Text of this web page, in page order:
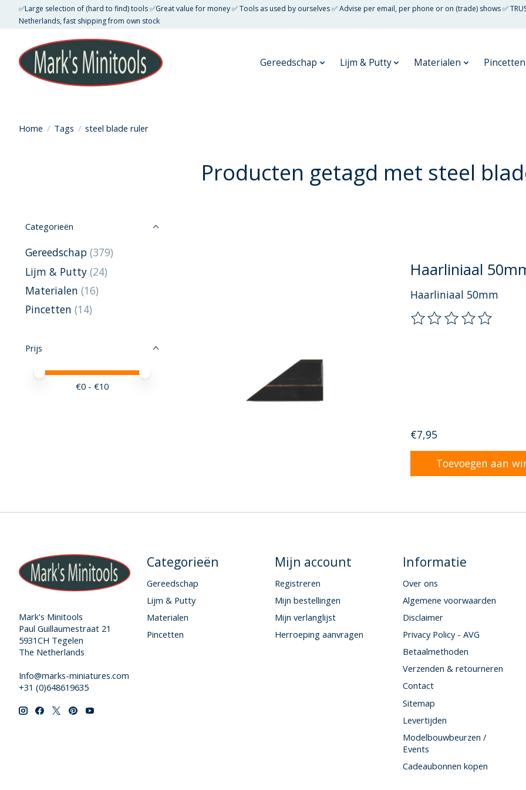
✅Large selection of (hard to find) tools ✅Great value for money ✅ Tools as used by ourselves ✅ Advise per email, per phone or on (trade) shows ✅
Netherlands, fast shipping from own stock
Gereedschap Lijm & Putty Materialen Pincetten
Home / Tags / steel blade ruler
Producten getagd met steel
Categorieën
Gereedschap (379)
Lijm & Putty (24)
Materialen (16)
Pincetten (14)
Prijs
Minimale prijswaarde
Price maximum value
€0 - €10
Haarliniaal
Haarliniaal 50mm
De beoordeling van dit
€7,95
Toevoegen aan
Mark's Minitools
Paul Guillaumestraat 21
5931CH Tegelen
The Netherlands
Info@marks-miniatures.com
+31 (0)648619635
Categorieën
Gereedschap
Lijm & Putty
Materialen
Pincetten
Mijn account
Registreren
Mijn bestellingen
Mijn verlanglijst
Herroeping aanvragen
Informatie
Over ons
Algemene voorwaarden
Disclaimer
Privacy Policy - AVG
Betaalmethoden
Verzenden & retourneren
Contact
Sitemap
Levertijden
Modelbouwbeurzen /
Events
Cadeaubonnen kopen